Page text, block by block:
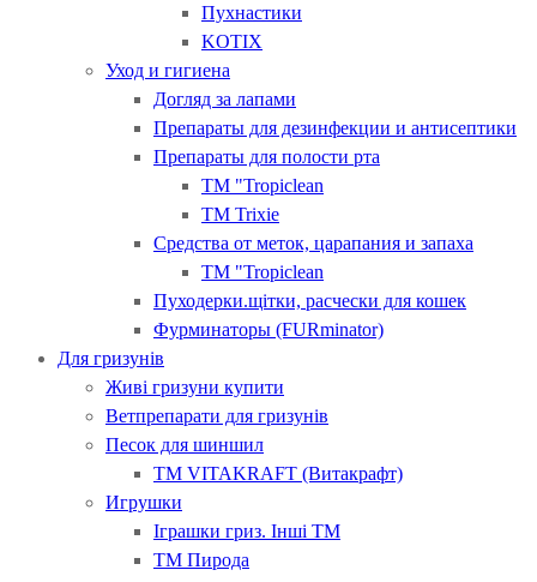
Пухнастики
KOTIX
Уход и гигиена
Догляд за лапами
Препараты для дезинфекции и антисептики
Препараты для полости рта
ТМ "Tropiclean
ТМ Trixie
Средства от меток, царапания и запаха
ТМ "Tropiclean
Пуходерки.щітки, расчески для кошек
Фурминаторы (FURminator)
Для гризунів
Живі гризуни купити
Ветпрепарати для гризунів
Песок для шиншил
ТМ VITAKRAFT (Витакрафт)
Игрушки
Іграшки гриз. Інші ТМ
ТМ Пирода